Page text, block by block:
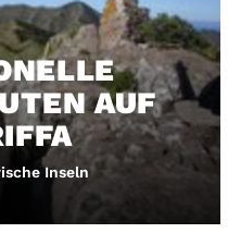
AUF
Inseln